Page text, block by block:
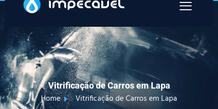
Vitrificação de Carros em Lapa
Home Vitrificação de Carros em Lapa